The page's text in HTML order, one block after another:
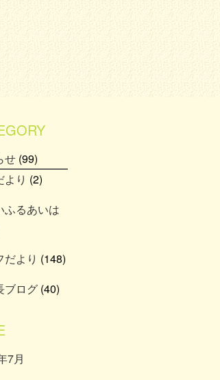
せ (99)
より (2)
ふるあいは
だより (148)
ブログ (40)
7月